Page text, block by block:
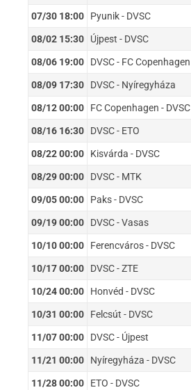
07/30 18:00 Pyunik - DVSC
08/02 15:30 Újpest - DVSC
08/06 19:00 DVSC - FC Copenhagen
08/09 17:30 DVSC - Nyíregyháza
08/12 00:00 FC Copenhagen - DVSC
08/16 16:30 DVSC - ETO
08/22 00:00 Kisvárda - DVSC
08/29 00:00 DVSC - MTK
09/05 00:00 Paks - DVSC
09/19 00:00 DVSC - Vasas
10/10 00:00 Ferencváros - DVSC
10/17 00:00 DVSC - ZTE
10/24 00:00 Honvéd - DVSC
10/31 00:00 Felcsút - DVSC
11/07 00:00 DVSC - Újpest
11/21 00:00 Nyíregyháza - DVSC
11/28 00:00 ETO - DVSC